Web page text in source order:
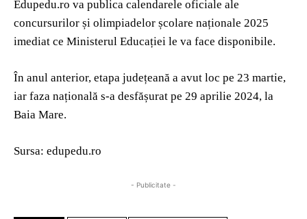
Edupedu.ro va publica calendarele oficiale ale
concursurilor și olimpiadelor școlare naționale 2025
imediat ce Ministerul Educației le va face disponibile.
În anul anterior, etapa județeană a avut loc pe 23 martie,
iar faza națională s-a desfășurat pe 29 aprilie 2024, la
Baia Mare.
Sursa: edupedu.ro
- Publicitate -